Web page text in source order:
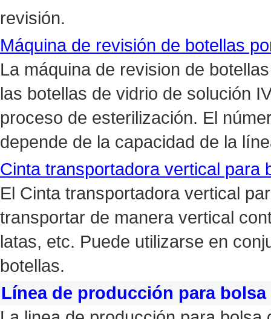
revisión.
Máquina de revisión de botellas
La máquina de revision de
las botellas de vidrio de solución
proceso de esterilización. El
depende de la capacidad de la
Cinta transportadora vertical para
El Cinta transportadora vertical
transportar de manera vertical
latas, etc. Puede utilizarse en
botellas.
Línea de producción para